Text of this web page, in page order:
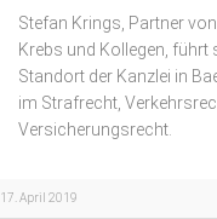
Stefan Krings, Partner
Krebs und Kollegen, führt
Standort der Kanzlei in
im Strafrecht,
Versicherungsrecht.
17. April 2019